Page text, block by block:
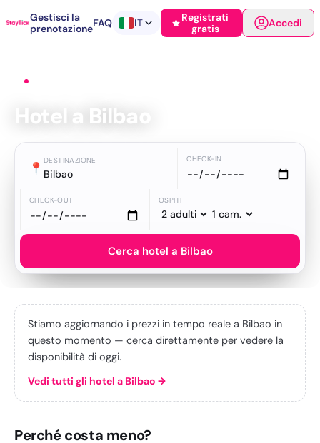
Gestisci la
prenotazioneFAQ IT
Registrati
gratis
Accedi
Hotel a Bilbao
📍 DESTINAZIONE
Bilbao
CHECK-IN
CHECK-OUT OSPITI
Cerca hotel a Bilbao
Stiamo aggiornando i prezzi in tempo reale a Bilbao in
questo momento — cerca direttamente per vedere la
disponibilità di oggi.
Vedi tutti gli hotel a Bilbao →
Perché costa meno?